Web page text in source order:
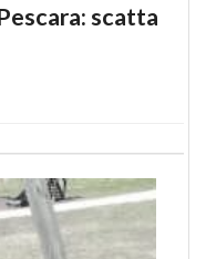
scatta